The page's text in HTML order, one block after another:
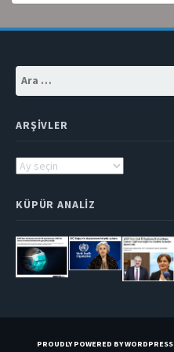
Arama:
ARŞIVLER
Arşivler
KÜPÜR ANALIZ
PROUDLY POWERED BY WORDPRESS